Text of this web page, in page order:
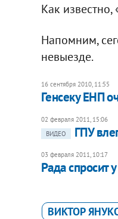
Как
Напомним,
невыезде.
16 сентября 2010, 11:55
Генсеку ЕНП
02 февраля 2011, 15:06
ВИДЕО
ГПУ
03 февраля 2011, 10:17
Рада спросит
ВИКТОР